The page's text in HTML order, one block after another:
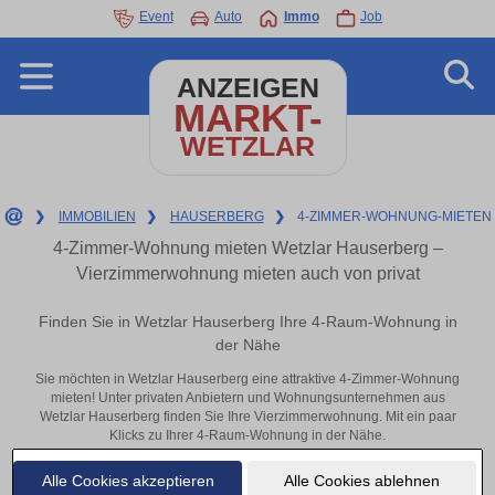
Alle Cookies akzeptieren Alle Cookies ablehnen
Event Auto Immo Job
ANZEIGEN
MARKT-
WETZLAR
❯ IMMOBILIEN ❯ HAUSERBERG ❯ 4-ZIMMER-WOHNUNG-MIETEN
4-Zimmer-Wohnung mieten Wetzlar Hauserberg –
Vierzimmerwohnung mieten auch von privat
Finden Sie in Wetzlar Hauserberg Ihre 4-Raum-Wohnung in
der Nähe
Sie möchten in Wetzlar Hauserberg eine attraktive 4-Zimmer-Wohnung
mieten! Unter privaten Anbietern und Wohnungsunternehmen aus
Wetzlar Hauserberg finden Sie Ihre Vierzimmerwohnung. Mit ein paar
Klicks zu Ihrer 4-Raum-Wohnung in der Nähe.
Aktuelle Wohnung zum mieten